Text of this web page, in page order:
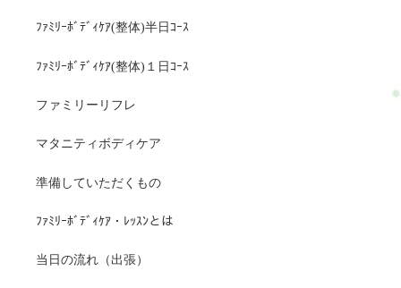
ﾌｧﾐﾘｰﾎﾞﾃﾞｨｹｱ(整体)半日ｺｰｽ
ﾌｧﾐﾘｰﾎﾞﾃﾞｨｹｱ(整体)１日ｺｰｽ
ファミリーリフレ
マタニティボディケア
準備していただくもの
ﾌｧﾐﾘｰﾎﾞﾃﾞｨｹｱ・ﾚｯｽﾝとは
当日の流れ（出張）